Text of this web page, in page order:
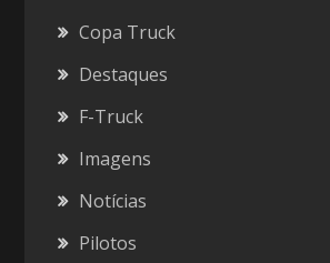
Copa Truck
Destaques
F-Truck
Imagens
Notícias
Pilotos